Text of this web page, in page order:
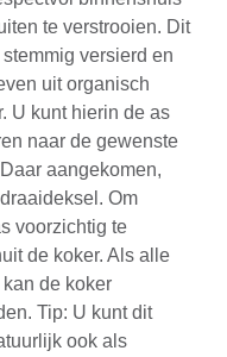
te verstrooien. Dit
versierd en
uit organisch
U kunt hierin de as
naar de gewenste
aangekomen,
Om
voorzichtig te
de koker. Als alle
de koker
Tip: U kunt dit
ook als